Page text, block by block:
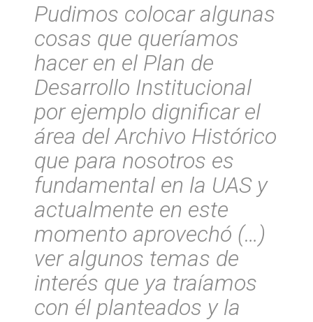
Pudimos colocar algunas
cosas que queríamos
hacer en el Plan de
Desarrollo Institucional
por ejemplo dignificar el
área del Archivo Histórico
que para nosotros es
fundamental en la UAS y
actualmente en este
momento aprovechó (…)
ver algunos temas de
interés que ya traíamos
con él planteados y la